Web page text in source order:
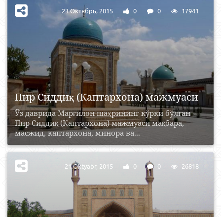
Пир Сиддиқ (Каптархона) мажмуаси
Ўз даврида Марғилон шаҳрининг кўрки бўлган
Пир Сиддиқ (Каптархона) мажмуаси мақбара,
масжид, каптархона, минора ва...
23 Октябрь, 2015 0 0 17941
21 Oktyabr, 2015 0 0 26818